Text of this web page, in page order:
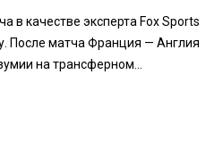
в качестве эксперта Fox Sports
После матча Франция — Англия
на трансферном...